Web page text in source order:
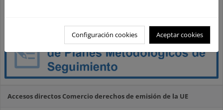
Accesos directos Comercio derechos de emisión de la UE
Configuración cookies Aceptar cookies